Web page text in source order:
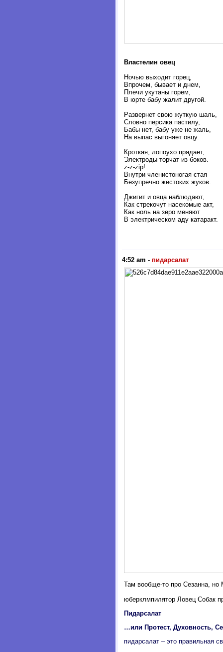
Властелин овец
Ночью выходит горец,
Впрочем, бывает и днем,
Плечи укутаны горем,
В юрте бабу жалит другой.
Развернет свою жуткую шаль,
Словно персика пастилу,
Бабы нет, бабу уже не жаль,
На выпас выгоняет овцу.
Кроткая, лопоухо прядает,
Электроды торчат из боков.
z-z-zip!
Внутри членистоногая стая
Безупречно жестоких жуков.
Джигит и овца наблюдают,
Как стрекочут насекомые акт,
Как ноль на зеро меняют
В электрическом аду катаракт.
4:52 am - пидарсалат
Там вообще-то про Сезанна,
юберклмпилятор Ловец Собак
Пидарсалат
…или Протест, Духовность,
пидарсалат – это правильная